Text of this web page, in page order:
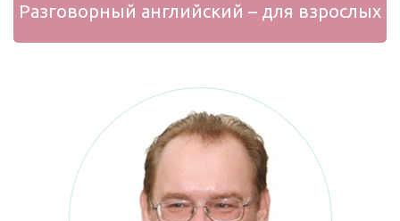
Разговорный английский – для взрослых